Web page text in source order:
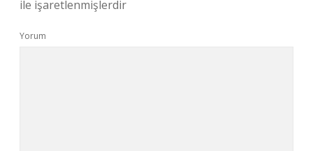
ile işaretlenmişlerdir
Yorum